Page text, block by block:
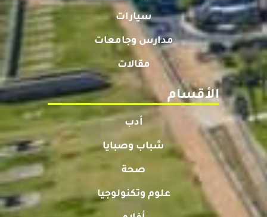
سيارات
مدارس وجامعات
مقالات
الأقسام
أدب
شباب وصبايا
صحة
علوم وتكنولوجيا